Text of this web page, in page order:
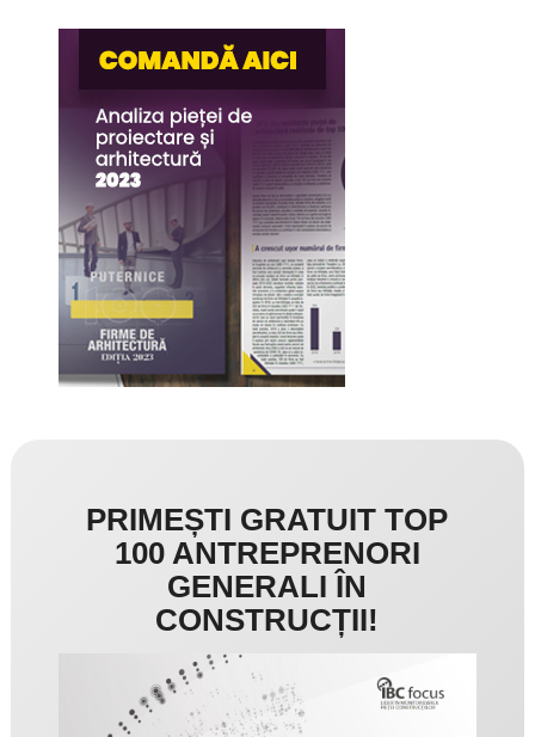
PRIMEȘTI GRATUIT TOP
100 ANTREPRENORI
GENERALI ÎN
CONSTRUCȚII!